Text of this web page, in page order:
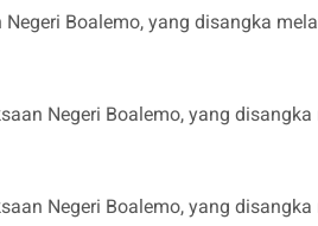
Boalemo, yang disangka
Negeri Boalemo, yang
Negeri Boalemo, yang